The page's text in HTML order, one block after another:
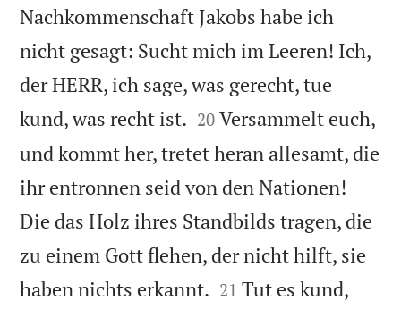
Nachkommenschaft Jakobs habe ich
nicht gesagt: Sucht mich im Leeren! Ich,
der HERR, ich sage, was gerecht, tue
kund, was recht ist. 

20 Versammelt euch,
und kommt her, tretet heran allesamt, die
ihr entronnen seid von den Nationen!
Die das Holz ihres Standbilds tragen, die
zu einem Gott flehen, der nicht hilft, sie
haben nichts erkannt. 

21 Tut es kund,